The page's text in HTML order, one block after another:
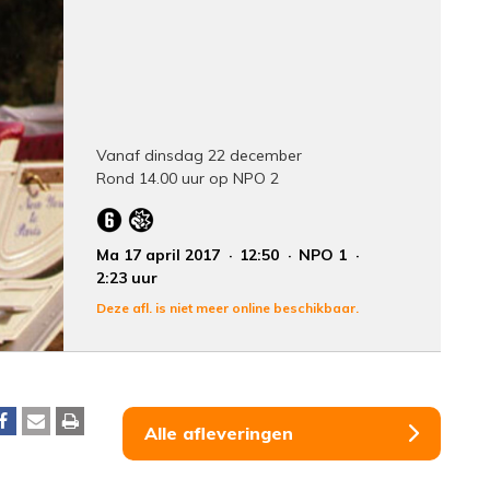
Vanaf dinsdag 22 december
Rond 14.00 uur op NPO 2
Ma 17 april 2017 12:50
NPO 1
2:23 uur
Deze afl. is niet meer online beschikbaar.
Alle afleveringen